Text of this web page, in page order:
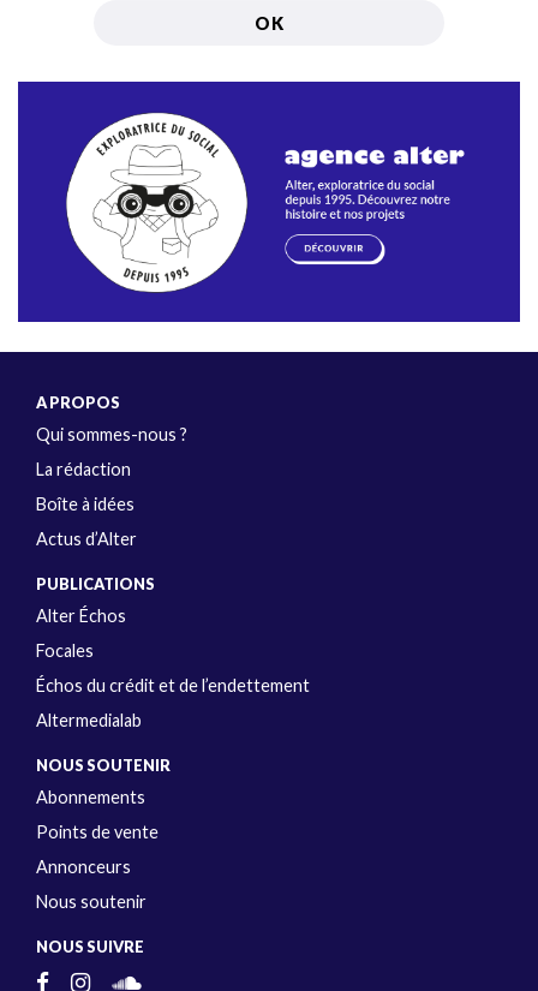
A PROPOS
Qui sommes-nous ?
La rédaction
Boîte à idées
Actus d’Alter
PUBLICATIONS
Alter Échos
Focales
Échos du crédit et de l’endettement
Altermedialab
NOUS SOUTENIR
Abonnements
Points de vente
Annonceurs
Nous soutenir
NOUS SUIVRE